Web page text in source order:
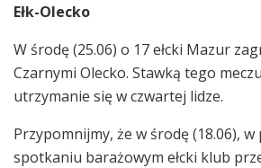
Ełk-Olecko
W środę (25.06) o 17 ełcki Mazur
Czarnymi Olecko. Stawką tego
utrzymanie się w czwartej lidze.
Przypomnijmy, że w środę (18.06), w
spotkaniu barażowym ełcki klub